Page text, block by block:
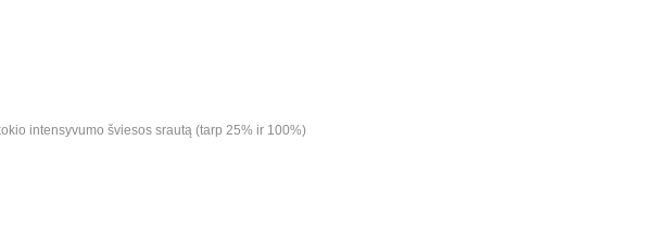
intensyvumo šviesos srautą (tarp 25% ir 100%)